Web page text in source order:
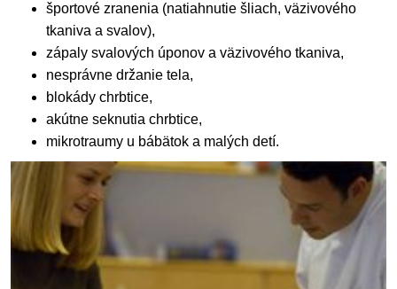
športové zranenia (natiahnutie šliach, väzivového
tkaniva a svalov),
zápaly svalových úponov a väzivového tkaniva,
nesprávne držanie tela,
blokády chrbtice,
akútne seknutia chrbtice,
mikrotraumy u bábätok a malých detí.